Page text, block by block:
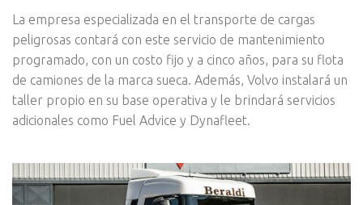
La empresa especializada en el transporte de cargas
peligrosas contará con este servicio de mantenimiento
programado, con un costo fijo y a cinco años, para su flota
de camiones de la marca sueca. Además, Volvo instalará un
taller propio en su base operativa y le brindará servicios
adicionales como Fuel Advice y Dynafleet.